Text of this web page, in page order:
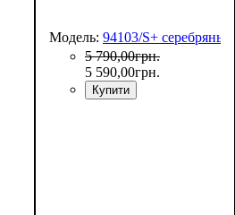
Модель: 94103/S+ серебряный
5 790,00грн.
5 590,00грн.
Купити